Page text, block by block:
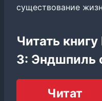
существование
Читать
3: Эндшпиль
Читат